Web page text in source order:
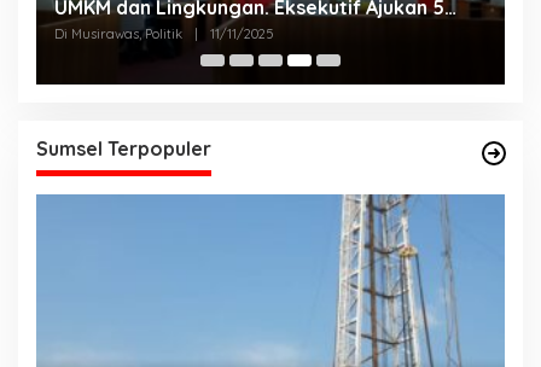
UMKM dan Lingkungan. Eksekutif Ajukan 5
Raperda Strategis.
Di Musirawas, Politik | 11/11/2025
Sumsel Terpopuler